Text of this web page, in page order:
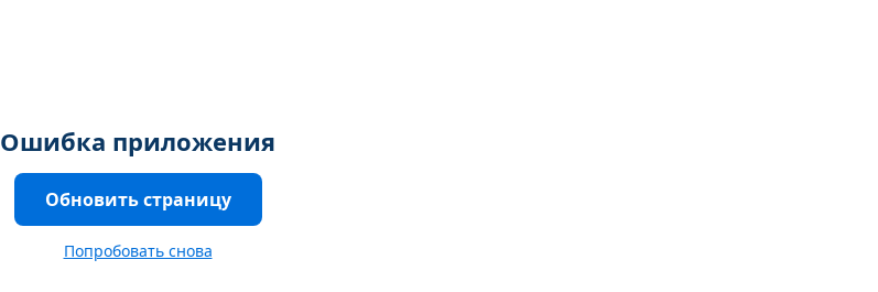
Ошибка приложения
Обновить страницу
Попробовать снова